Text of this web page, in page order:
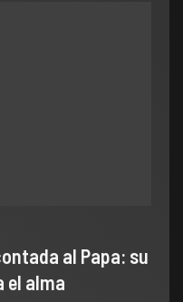
al Papa: su
el alma